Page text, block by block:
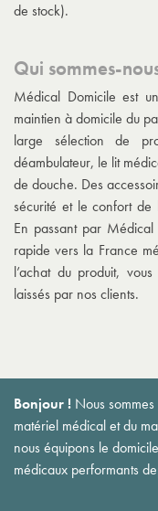
de stock).
Qui sommes-
Médical Domicile est
maintien à domicile du
large sélection de
déambulateur, le lit
de douche. Des
sécurité et le confort de
En passant par Médical
rapide vers la France
l’achat du produit,
laissés par nos clients.
Bonjour ! Nous
matériel médical et du
nous équipons le
médicaux performants